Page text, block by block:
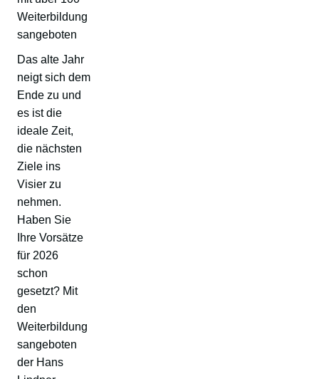
Weiterbildung
sangeboten
Das alte Jahr
neigt sich dem
Ende zu und
es ist die
ideale Zeit,
die nächsten
Ziele ins
Visier zu
nehmen.
Haben Sie
Ihre Vorsätze
für 2026
schon
gesetzt? Mit
den
Weiterbildung
sangeboten
der Hans